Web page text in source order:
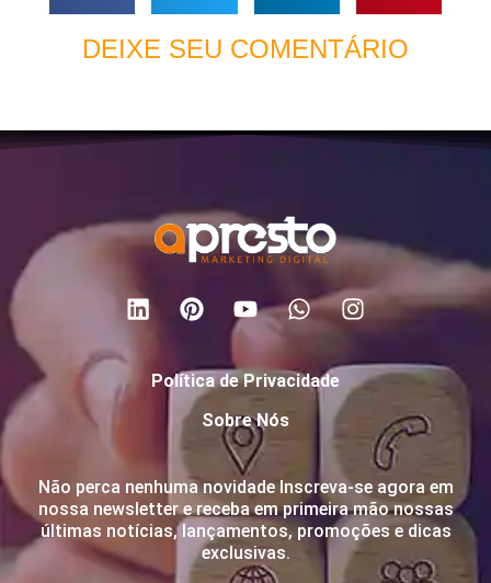
DEIXE SEU COMENTÁRIO
Política de Privacidade
Sobre Nós
Não perca nenhuma novidade Inscreva-se agora em
nossa newsletter e receba em primeira mão nossas
últimas notícias, lançamentos, promoções e dicas
exclusivas.